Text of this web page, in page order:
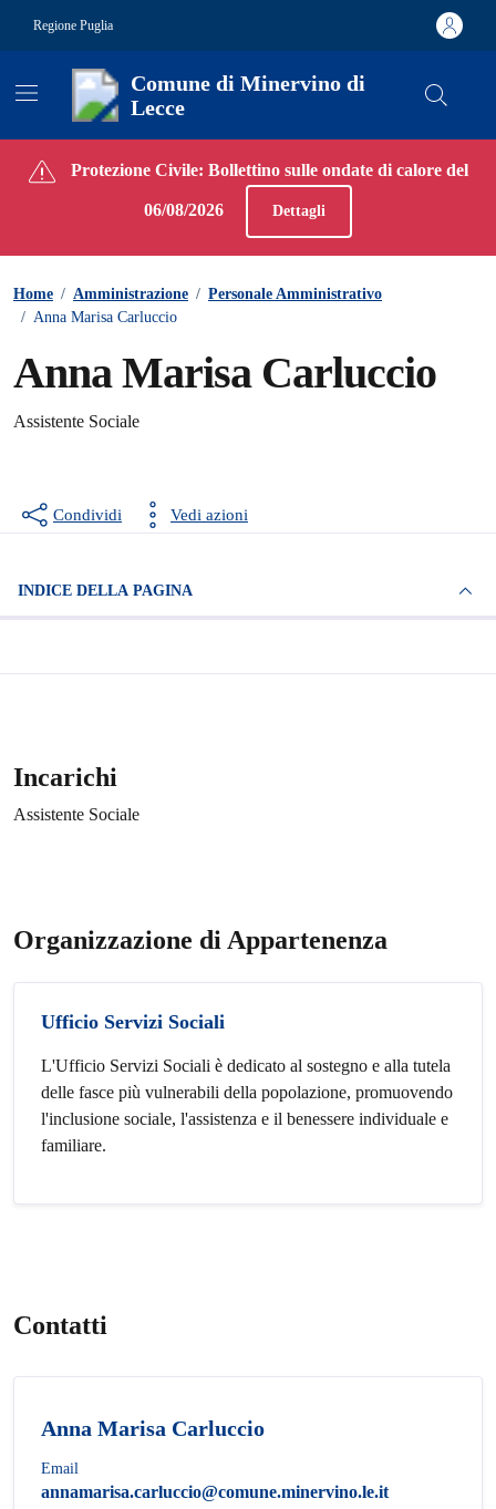
Regione Puglia
Comune di Minervino di
Lecce
Contenuti in evidenza
Protezione Civile: Bollettino sulle ondate di calore del
06/08/2026 Dettagli
Home / Amministrazione / Personale Amministrativo
/ Anna Marisa Carluccio
Anna Marisa Carluccio
Assistente Sociale
Condividi Vedi azioni
INDICE DELLA PAGINA
Incarichi
Assistente Sociale
Organizzazione di Appartenenza
Ufficio Servizi Sociali
L'Ufficio Servizi Sociali è dedicato al sostegno e alla tutela
delle fasce più vulnerabili della popolazione, promuovendo
l'inclusione sociale, l'assistenza e il benessere individuale e
familiare.
Contatti
Anna Marisa Carluccio
Email
annamarisa.carluccio@comune.minervino.le.it